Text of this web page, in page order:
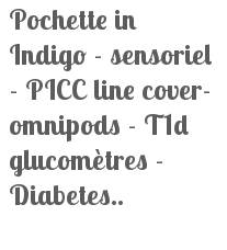
Pochette in
Indigo - sensoriel
- PICC line cover-
omnipods - T1d
glucomètres -
Diabetes..